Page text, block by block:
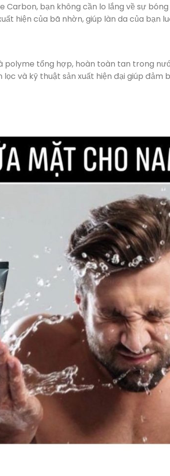
Carbon, bạn không cần lo lắng về sự
hiện của bã nhờn, giúp làn da của bạn
polyme tổng hợp, hoàn toàn tan trong
lọc và kỹ thuật sản xuất hiện đại giúp